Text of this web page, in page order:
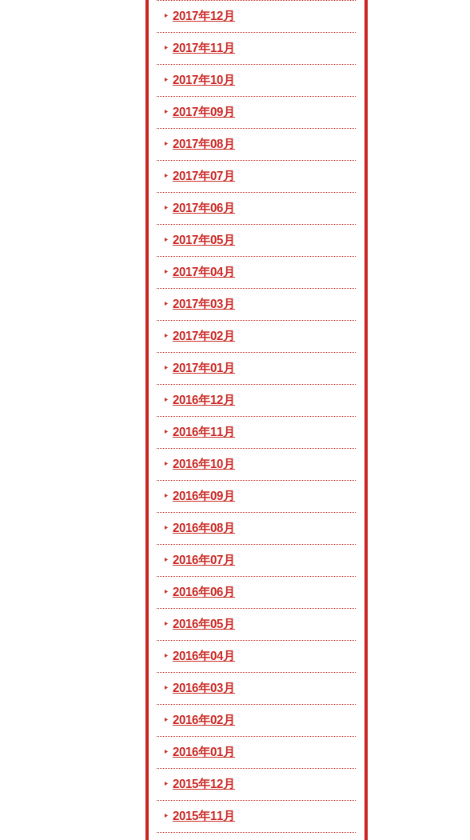
2017年12月
2017年11月
2017年10月
2017年09月
2017年08月
2017年07月
2017年06月
2017年05月
2017年04月
2017年03月
2017年02月
2017年01月
2016年12月
2016年11月
2016年10月
2016年09月
2016年08月
2016年07月
2016年06月
2016年05月
2016年04月
2016年03月
2016年02月
2016年01月
2015年12月
2015年11月